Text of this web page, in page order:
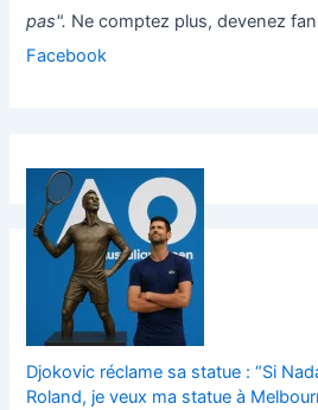
pas". Ne comptez plus, devenez
Facebook
Djokovic réclame sa statue : “Si
Roland, je veux ma statue à